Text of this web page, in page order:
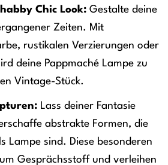
Chic Look:Gestalte deine
Zeiten. Mit
rustikalen Verzierungen oder
deine Pappmaché Lampe zu
Vintage-Stück.
Lass deiner Fantasie
abstrakte Formen, die
Lampe sind. Diese besonderen
Gesprächsstoff und verleihen